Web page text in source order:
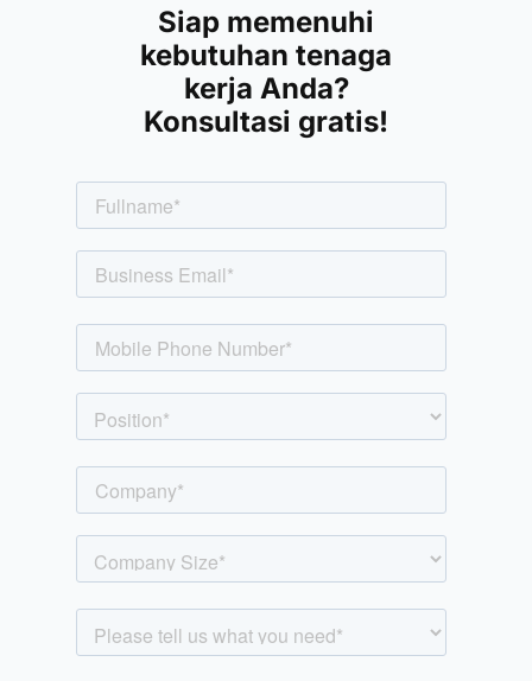
Siap memenuhi
kebutuhan tenaga
kerja Anda?
Konsultasi gratis!